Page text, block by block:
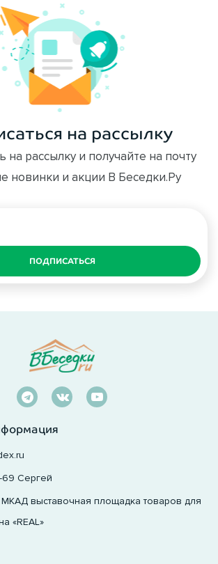
на рассылку
на рассылку и получайте на почту
новинки и акции В Беседки.Ру
ПОДПИСАТЬСЯ
69 Сергей
МКАД выставочная площадка товаров для
«REAL»